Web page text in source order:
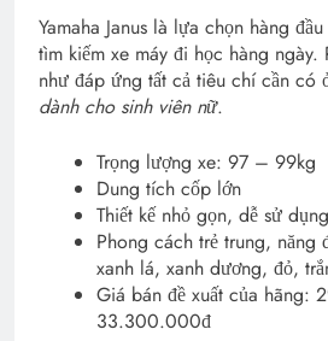
Yamaha Janus là lựa chọn hàng
tìm kiếm xe máy đi học hàng ngày.
như đáp ứng tất cả tiêu chí cần có
dành cho sinh viên nữ.
Trọng lượng xe: 97 – 99kg
Dung tích cốp lớn
Thiết kế nhỏ gọn, dễ sử
Phong cách trẻ trung, năng
xanh lá, xanh dương, đỏ,
Giá bán đề xuất của hãng:
33.300.000đ